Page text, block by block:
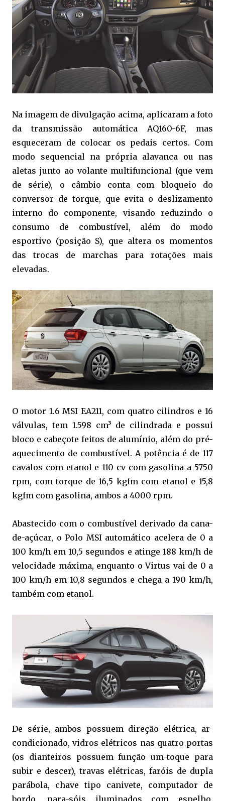
Na imagem de divulgação acima, aplicaram a foto
da transmissão automática AQ160-6F, mas
esqueceram de colocar os pedais certos. Com
modo sequencial na própria alavanca ou nas
aletas junto ao volante multifuncional (que vem
de série), o câmbio conta com bloqueio do
conversor de torque, que evita o deslizamento
interno do componente, visando reduzindo o
consumo de combustível, além do modo
esportivo (posição S), que altera os momentos
das trocas de marchas para rotações mais
elevadas.
O motor 1.6 MSI EA211, com quatro cilindros e 16
válvulas, tem 1.598 cm³ de cilindrada e possui
bloco e cabeçote feitos de alumínio, além do pré-
aquecimento de combustível. A potência é de 117
cavalos com etanol e 110 cv com gasolina a 5750
rpm, com torque de 16,5 kgfm com etanol e 15,8
kgfm com gasolina, ambos a 4000 rpm.
Abastecido com o combustível derivado da cana-
de-açúcar, o Polo MSI automático acelera de 0 a
100 km/h em 10,5 segundos e atinge 188 km/h de
velocidade máxima, enquanto o Virtus vai de 0 a
100 km/h em 10,8 segundos e chega a 190 km/h,
também com etanol.
De série, ambos possuem direção elétrica, ar-
condicionado, vidros elétricos nas quatro portas
(os dianteiros possuem função um-toque para
subir e descer), travas elétricas, faróis de dupla
parábola, chave tipo canivete, computador de